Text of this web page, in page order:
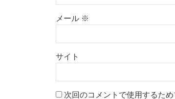
メール ※
サイト
次回のコメントで使用するた